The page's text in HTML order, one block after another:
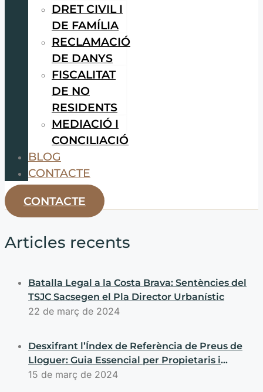
DRET CIVIL I
DE FAMÍLIA
RECLAMACIÓ
DE DANYS
FISCALITAT
DE NO
RESIDENTS
MEDIACIÓ I
CONCILIACIÓ
BLOG
CONTACTE
CONTACTE
Articles recents
Batalla Legal a la Costa Brava: Sentències del
TSJC Sacsegen el Pla Director Urbanístic
22 de març de 2024
Desxifrant l’Índex de Referència de Preus de
Lloguer: Guia Essencial per Propietaris i
Llogaters
15 de març de 2024